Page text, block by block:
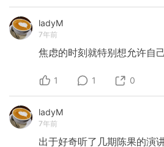
ladyM
7年前
焦虑的时刻就特别想允许自
1 1 0
ladyM
7年前
出于好奇听了几期陈果的演